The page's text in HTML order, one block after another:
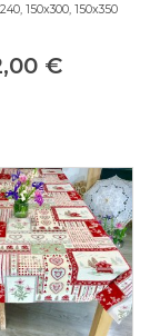
150x300, 150x350
€